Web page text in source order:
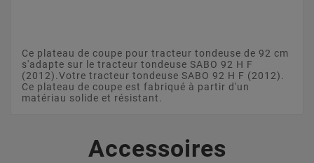
Ce plateau de coupe pour tracteur tondeuse de 92 cm
s'adapte sur le tracteur tondeuse SABO 92 H F
(2012).Votre tracteur tondeuse SABO 92 H F (2012).
Ce plateau de coupe est fabriqué à partir d'un
matériau solide et résistant.
Accessoires